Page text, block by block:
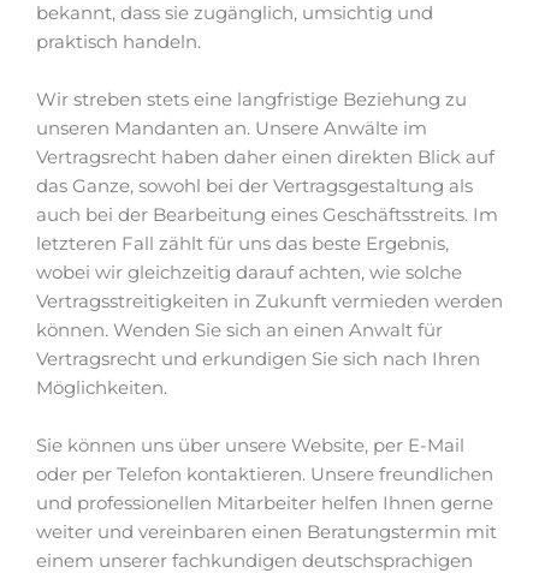
bekannt, dass sie zugänglich, umsichtig und
praktisch handeln.
Wir streben stets eine langfristige Beziehung zu
unseren Mandanten an. Unsere Anwälte im
Vertragsrecht haben daher einen direkten Blick auf
das Ganze, sowohl bei der Vertragsgestaltung als
auch bei der Bearbeitung eines Geschäftsstreits. Im
letzteren Fall zählt für uns das beste Ergebnis,
wobei wir gleichzeitig darauf achten, wie solche
Vertragsstreitigkeiten in Zukunft vermieden werden
können. Wenden Sie sich an einen Anwalt für
Vertragsrecht und erkundigen Sie sich nach Ihren
Möglichkeiten.
Sie können uns über unsere Website, per E-Mail
oder per Telefon kontaktieren. Unsere freundlichen
und professionellen Mitarbeiter helfen Ihnen gerne
weiter und vereinbaren einen Beratungstermin mit
einem unserer fachkundigen deutschsprachigen